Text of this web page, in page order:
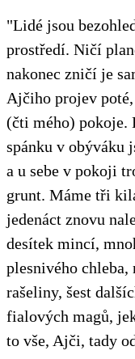
"Lidé jsou
prostředí. Ničí
nakonec zničí je
Ajčiho projev
(čti mého) pokoje.
spánku v obýváku
a u sebe v pokoji
grunt. Máme tři
jedenáct znovu
desítek mincí,
plesnivého chleba,
rašeliny, šest
fialových magů,
to vše, Ajči, tady